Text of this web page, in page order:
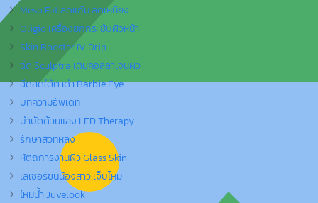
Meso Fat ลดแก้ม ลดเหนียง
Oligio เครื่องยกกระชับผิวหน้า
Skin Booster IV Drip
ฉีด Sculptra เติมคอลลาเจนผิว
ฉีดลดใต้ตาดำ Barbie Eye
บทความอัพเดท
บำบัดด้วยแสง LED Therapy
รักษาสิวที่หลัง
หัตถการงานผิว Glass Skin
เลเซอร์ขนน้องสาว เจ็บไหม
ไหมน้ำ Juvelook